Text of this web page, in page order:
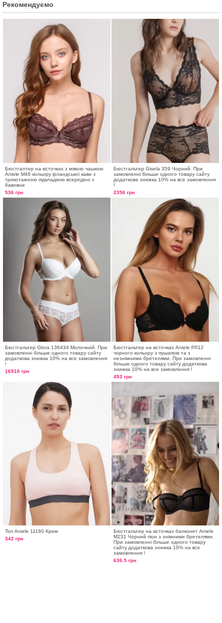
Рекомендуємо
Бюстгалтер на кісточках з мякою чашкою
Aniele М46 кольору ірландської кави з
трикотажною підкладкою всередені з
бавовни
536 грн
Бюстгальтер Gisela 359 Чорний. При
замовленні більше одного товару сайту
додаткова знижка 10% на все замовлення
!
2356 грн
Бюстгальтер Glora 136434 Молочний. При
замовленні більше одного товару сайту
додаткова знижка 10% на все замовлення
!
16910 грн
Бюстгальтер на кісточках Aniele РЛ12
чорного кольору з пушапом та з
незнімними бретелями. При замовленні
більше одного товару сайту додаткова
знижка 10% на все замовлення !
493 грн
Топ Aniele 11160 Крем
342 грн
Бюстгальтер на кісточках балконет Aniele
М231 Чорний піон з знімними бретелями.
При замовленні більше одного товару
сайту додаткова знижка 10% на все
замовлення !
636.5 грн